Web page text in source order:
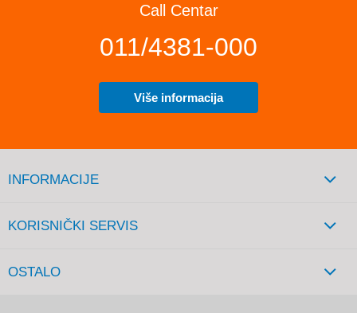
Call Centar
011/4381-000
Više informacija
INFORMACIJE
KORISNIČKI SERVIS
OSTALO